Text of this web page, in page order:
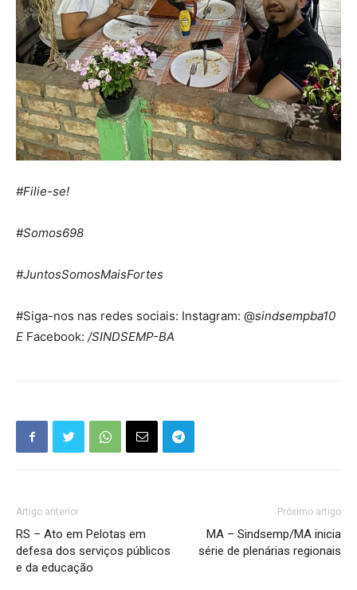
#Filie-se!
#Somos698
#JuntosSomosMaisFortes
#Siga-nos nas redes sociais: Instagram: @sindsempba10
E Facebook: /SINDSEMP-BA
Artigo anterior
RS – Ato em Pelotas em
defesa dos serviços públicos
e da educação
Próximo artigo
MA – Sindsemp/MA inicia
série de plenárias regionais